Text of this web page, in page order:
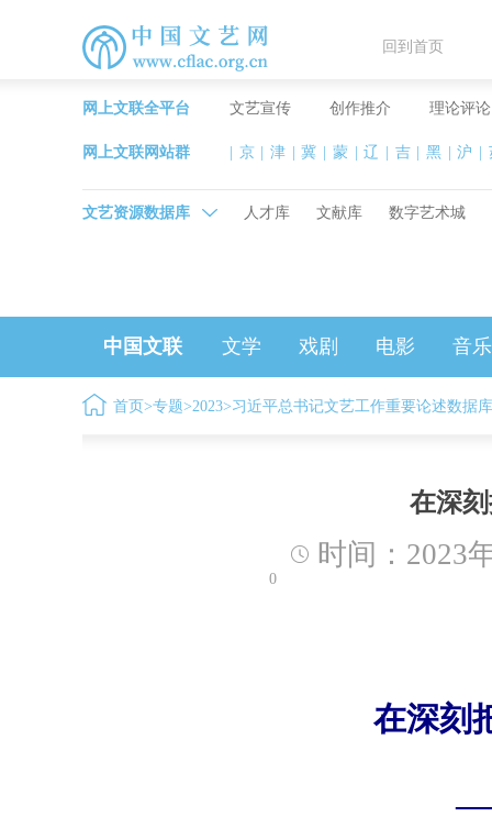
回到首页
网上文联全平台 文艺宣传 创作推介 理论评论
网上文联网站群 京 津 冀 蒙 辽 吉 黑 沪
文艺资源数据库 人才库 文献库 数字艺术城
中国文联 文学 戏剧 电影 音乐
首页 >专题>2023>习近平总书记文艺工作重要论述数据库
在深
时间：2023
0
在深刻
——